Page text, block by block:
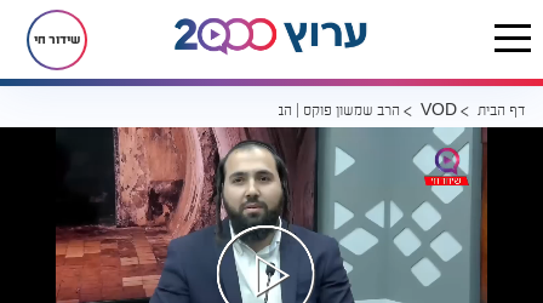
שידור חי
דף הבית VOD הרב שמשון פוקס | הבונקר הסודי שנמצא בירושלים!